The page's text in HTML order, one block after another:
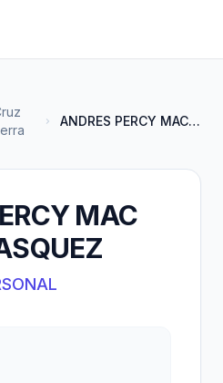
ANDRES PERCY MAC LEAN VELASQUE...
MAC